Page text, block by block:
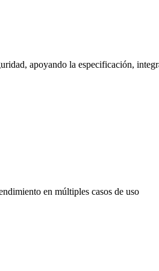
apoyando la especificación,
en múltiples casos de uso